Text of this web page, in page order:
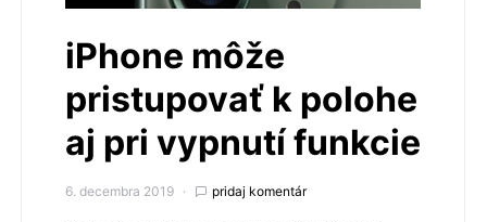
iPhone môže
pristupovať k polohe
aj pri vypnutí funkcie
6. decembra 2019 pridaj komentár